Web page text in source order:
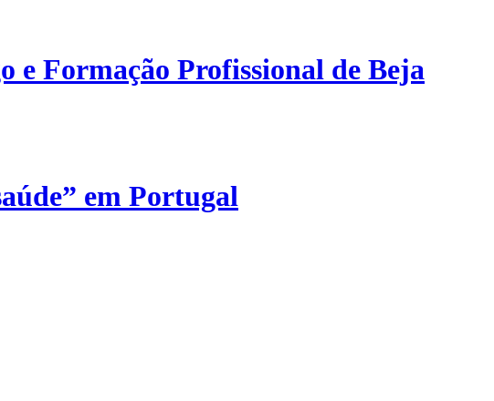
e Formação Profissional de Beja
em Portugal